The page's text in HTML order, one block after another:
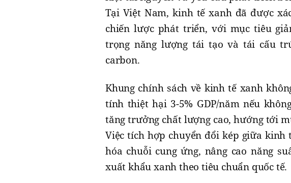
Tại Việt Nam, kinh tế xanh đã được
chiến lược phát triển, với mục tiêu
trọng năng lượng tái tạo và tái cấu
carbon.
Khung chính sách về kinh tế xanh
tính thiệt hại 3-5% GDP/năm nếu
tăng trưởng chất lượng cao, hướng tới
Việc tích hợp chuyển đổi kép giữa
hóa chuỗi cung ứng, nâng cao năng
xuất khẩu xanh theo tiêu chuẩn quốc tế.